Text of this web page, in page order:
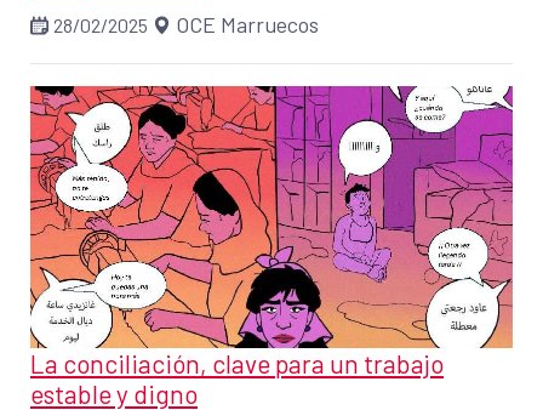
28/02/2025 OCE Marruecos
La conciliación, clave para un trabajo
estable y digno